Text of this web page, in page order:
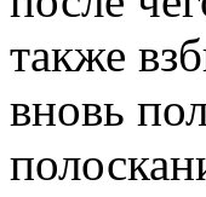
также
вновь